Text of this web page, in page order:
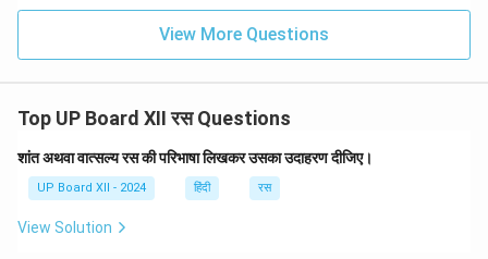
View More Questions
Top UP Board XII रस Questions
शांत अथवा वात्सल्य रस की परिभाषा लिखकर उसका उदाहरण दीजिए।
UP Board XII - 2024 हिंदी रस
View Solution